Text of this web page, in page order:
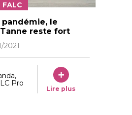
pandémie, le
reste fort
2021
Pro
Lire plus